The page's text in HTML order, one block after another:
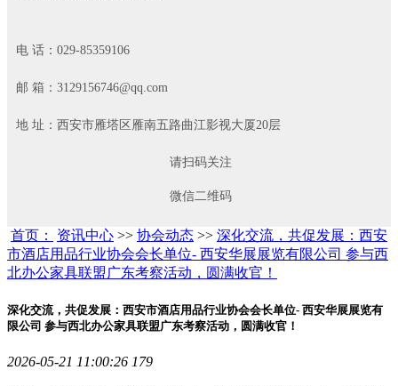
电 话：029-85359106
邮 箱：3129156746@qq.com
地 址：西安市雁塔区雁南五路曲江影视大厦20层
请扫码关注
微信二维码
首页： 资讯中心 >> 协会动态 >> 深化交流，共促发展：西安
市酒店用品行业协会会长单位- 西安华展展览有限公司 参与西
北办公家具联盟广东考察活动，圆满收官！
深化交流，共促发展：西安市酒店用品行业协会会长单位- 西安华展展览有
限公司 参与西北办公家具联盟广东考察活动，圆满收官！
2026-05-21 11:00:26 179